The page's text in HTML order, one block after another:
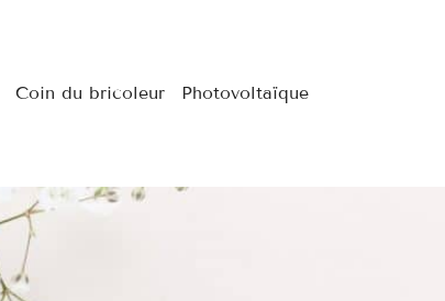
Coin du bricoleur Photovoltaïque